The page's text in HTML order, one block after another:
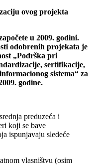
ovog projekta
u 2009. godini.
odobrenih projekata je
„Podrška pri
sertifikacije,
sistema“ za
godine.
preduzeća i
koji se bave
ispunjavaju sledeće
vlasništvu (osim